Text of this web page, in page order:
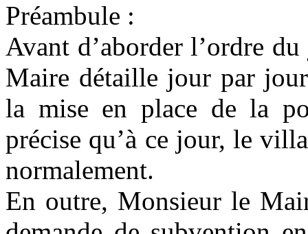
Préambule :
Avant d’aborder l’ordre
Maire détaille jour par
la mise en place de la
précise qu’à ce jour, le
normalement.
En outre, Monsieur le